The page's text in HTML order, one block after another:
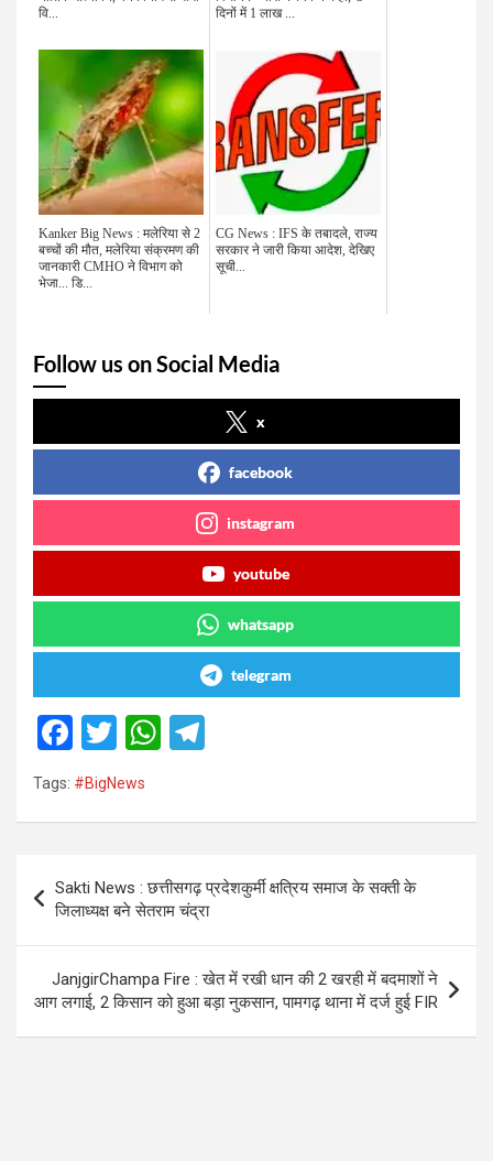
वि...
दिनों में 1 लाख ...
Kanker Big News : मलेरिया से 2
बच्चों की मौत, मलेरिया संक्रमण की
जानकारी CMHO ने विभाग को
भेजा... डि...
CG News : IFS के तबादले, राज्य
सरकार ने जारी किया आदेश, देखिए
सूची...
Follow us on Social Media
x
facebook
instagram
youtube
whatsapp
telegram
F
a
ce
o
o
k
T
tt
W
A
p
p
a
m
Tags: #BigNews
navigation
Sakti News : छत्तीसगढ़ प्रदेशकुर्मी क्षत्रिय समाज के सक्ती के
जिलाध्यक्ष बने सेतराम चंद्रा
JanjgirChampa Fire : खेत में रखी धान की 2 खरही में बदमाशों ने
आग लगाई, 2 किसान को हुआ बड़ा नुकसान, पामगढ़ थाना में दर्ज हुई FIR